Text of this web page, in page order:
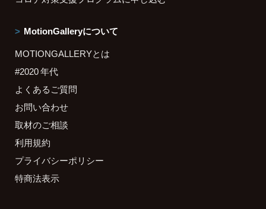
MotionGalleryについて
MOTIONGALLERYとは
#2020 年代
よくあるご質問
お問い合わせ
取材のご相談
利用規約
プライバシーポリシー
特商法表示